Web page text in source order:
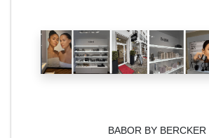
BABOR BY BERCKER